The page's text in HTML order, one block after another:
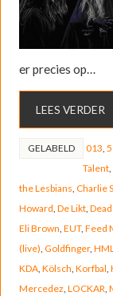
er precies op…
LEES VERDER
GELABELD 013
Talent,
the Lesbians Charlie
Howard De Likt,
Eli Brown EUT, Feed
(live) Goldfinger,
KDA, Kölsch Korfbal
Mercedez LOCKAR